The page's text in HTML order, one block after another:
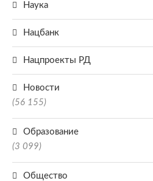
Наука
Нацбанк
Нацпроекты РД
Новости
(56 155)
Образование
(3 099)
Общество